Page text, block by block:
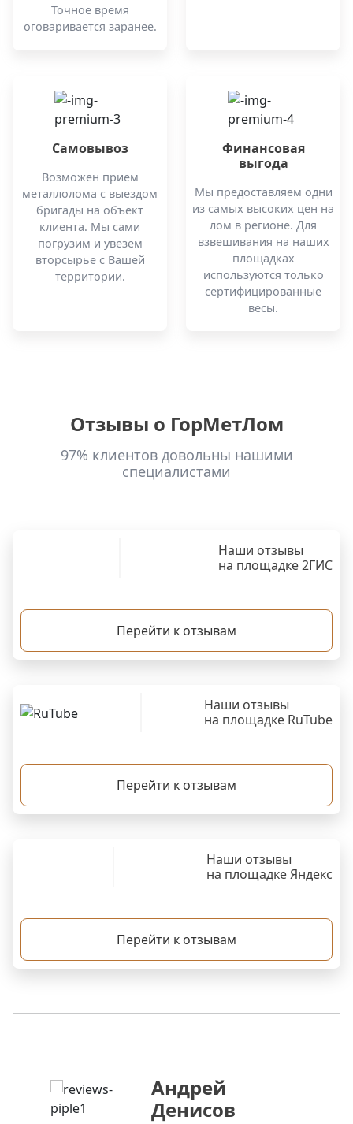
Точное время
оговаривается заранее.
Самовывоз
Возможен прием
металлолома с выездом
бригады на объект
клиента. Мы сами
погрузим и увезем
вторсырье с Вашей
территории.
Финансовая
выгода
Мы предоставляем одни
из самых высоких цен на
лом в регионе. Для
взвешивания на наших
площадках
используются только
сертифицированные
весы.
Отзывы о ГорМетЛом
97% клиентов довольны нашими
специалистами
Наши отзывы
на площадке 2ГИС
Перейти к отзывам
Наши отзывы
на площадке RuTube
Перейти к отзывам
Наши отзывы
на площадке Яндекс
Перейти к отзывам
Андрей
Денисов